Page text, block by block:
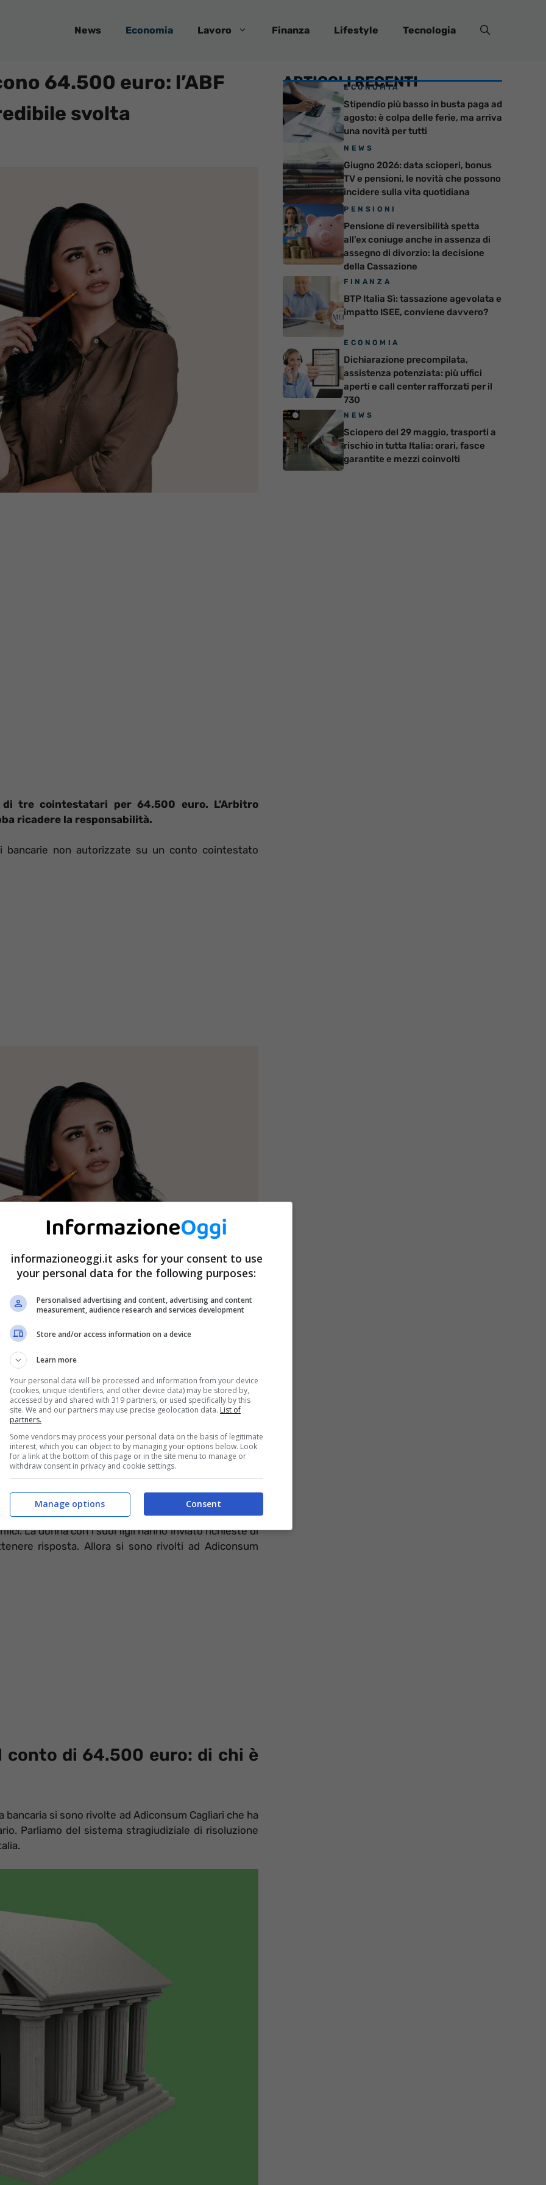
News Economia Lavoro Finanza Lifestyle Tecnologia
64.500 euro: l’ABF
svolta
tre cointestatari per 64.500 euro. L’Arbitro
ricadere la responsabilità.
non autorizzate su un conto cointestato
un ammanco di 64.500 euro dal conto corrente
quando è stata effettuata la prima operazione
fatto partire tre bonifici grazie ad una trappola
non ha provveduto a trasferire il denaro in un Fondo
conseguenza la famiglia ha subito una perdita
La donna con i suoi figli hanno inviato richieste di
risposta. Allora si sono rivolti ad Adiconsum
conto di 64.500 euro: di chi è
si sono rivolte ad Adiconsum Cagliari che ha
Parliamo del sistema stragiudiziale di risoluzione
ARTICOLI RECENTI
ECONOMIA
Stipendio più basso in busta paga ad
agosto: è colpa delle ferie, ma arriva
una novità per tutti
NEWS
Giugno 2026: data scioperi, bonus
TV e pensioni, le novità che possono
incidere sulla vita quotidiana
PENSIONI
Pensione di reversibilità spetta
all’ex coniuge anche in assenza di
assegno di divorzio: la decisione
della Cassazione
FINANZA
BTP Italia Sì: tassazione agevolata e
impatto ISEE, conviene davvero?
ECONOMIA
Dichiarazione precompilata,
assistenza potenziata: più uffici
aperti e call center rafforzati per il
730
NEWS
Sciopero del 29 maggio, trasporti a
rischio in tutta Italia: orari, fasce
garantite e mezzi coinvolti
informazioneoggi.it asks for your consent to use
your personal data for the following purposes:
Personalised advertising and content, advertising and content
measurement, audience research and services development
Store and/or access information on a device
Learn more
Your personal data will be processed and information from your device
(cookies, unique identifiers, and other device data) may be stored by,
accessed by and shared with 319 partners, or used specifically by this
site. We and our partners may use precise geolocation data. List of
partners.
Some vendors may process your personal data on the basis of legitimate
interest, which you can object to by managing your options below. Look
for a link at the bottom of this page or in the site menu to manage or
withdraw consent in privacy and cookie settings.
Consent
Manage options